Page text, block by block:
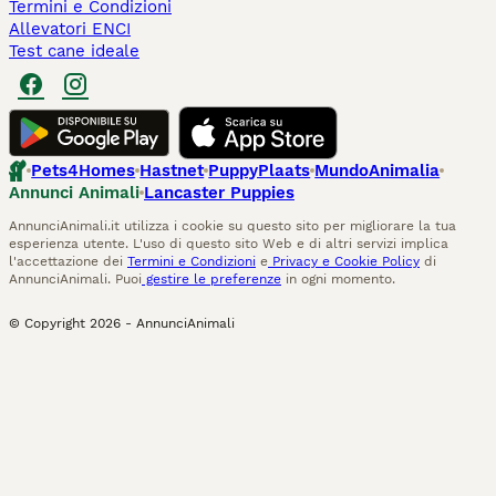
Termini e Condizioni
Allevatori ENCI
Test cane ideale
Pets4Homes Hastnet PuppyPlaats MundoAnimalia
Annunci Animali Lancaster Puppies
AnnunciAnimali.it utilizza i cookie su questo sito per migliorare la tua
esperienza utente. L'uso di questo sito Web e di altri servizi implica
l'accettazione dei Termini e Condizioni e Privacy e Cookie Policy di
AnnunciAnimali. Puoi gestire le preferenze in ogni momento.
© Copyright 2026 - AnnunciAnimali